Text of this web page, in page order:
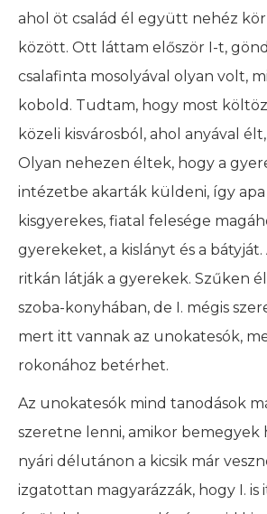
ahol öt család él együtt nehéz
között. Ott láttam először I-t,
csalafinta mosolyával olyan volt,
kobold. Tudtam, hogy most
közeli kisvárosból, ahol anyával
Olyan nehezen éltek, hogy a
intézetbe akarták küldeni, így apa
kisgyerekes, fiatal felesége
gyerekeket, a kislányt és a bátyját.
ritkán látják a gyerekek. Szűken
szoba-konyhában, de I. mégis
mert itt vannak az unokatesók,
rokonához betérhet.
Az unokatesók mind tanodások
szeretne lenni, amikor bemegyek
nyári délutánon a kicsik már
izgatottan magyarázzák, hogy I. is